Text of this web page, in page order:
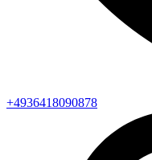
+4936418090878